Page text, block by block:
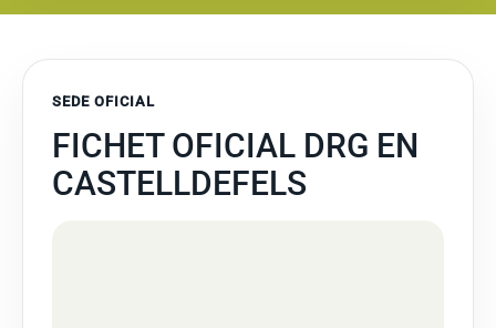
SEDE OFICIAL
FICHET OFICIAL DRG EN
CASTELLDEFELS